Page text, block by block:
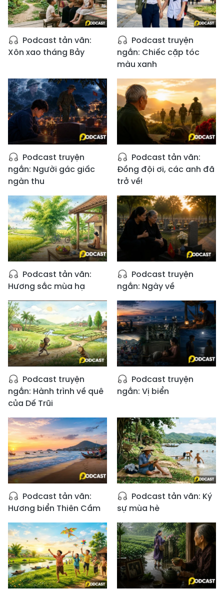
Podcast tản văn:
Xôn xao tháng Bảy
Podcast truyện
ngắn: Chiếc cặp tóc
màu xanh
Podcast truyện
ngắn: Người gác giấc
ngàn thu
Podcast tản văn:
Đồng đội ơi, các anh đã
trở về!
Podcast tản văn:
Hương sắc mùa hạ
Podcast truyện
ngắn: Ngày về
Podcast truyện
ngắn: Hành trình về quê
của Dế Trũi
Podcast truyện
ngắn: Vị biển
Podcast tản văn:
Hương biển Thiên Cầm
Podcast tản văn: Ký
sự mùa hè